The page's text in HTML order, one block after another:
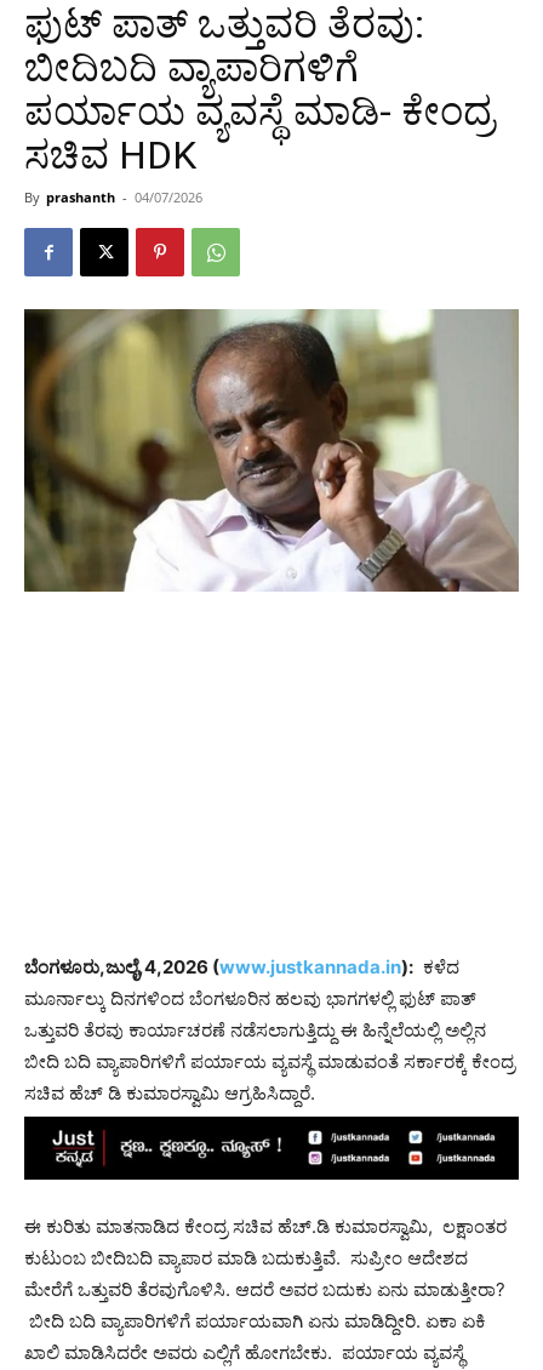
ಫುಟ್ ಪಾತ್ ಒತ್ತುವರಿ ತೆರವು:
ಬೀದಿಬದಿ ವ್ಯಾಪಾರಿಗಳಿಗೆ
ಪರ್ಯಾಯ ವ್ಯವಸ್ಥೆ ಮಾಡಿ- ಕೇಂದ್ರ
ಸಚಿವ HDK
By prashanth - 04/07/2026
ಬೆಂಗಳೂರು,ಜುಲೈ,4,2026 (www.justkannada.in): ಕಳೆದ
ಮೂರ್ನಾಲ್ಕು ದಿನಗಳಿಂದ ಬೆಂಗಳೂರಿನ ಹಲವು ಭಾಗಗಳಲ್ಲಿ ಫುಟ್ ಪಾತ್
ಒತ್ತುವರಿ ತೆರವು ಕಾರ್ಯಾಚರಣೆ ನಡೆಸಲಾಗುತ್ತಿದ್ದು ಈ ಹಿನ್ನೆಲೆಯಲ್ಲಿ ಅಲ್ಲಿನ
ಬೀದಿ ಬದಿ ವ್ಯಾಪಾರಿಗಳಿಗೆ ಪರ್ಯಾಯ ವ್ಯವಸ್ಥೆ ಮಾಡುವಂತೆ ಸರ್ಕಾರಕ್ಕೆ ಕೇಂದ್ರ
ಸಚಿವ ಹೆಚ್ ಡಿ ಕುಮಾರಸ್ವಾಮಿ ಆಗ್ರಹಿಸಿದ್ದಾರೆ.
ಈ ಕುರಿತು ಮಾತನಾಡಿದ ಕೇಂದ್ರ ಸಚಿವ ಹೆಚ್.ಡಿ ಕುಮಾರಸ್ವಾಮಿ, ಲಕ್ಷಾಂತರ
ಕುಟುಂಬ ಬೀದಿಬದಿ ವ್ಯಾಪಾರ ಮಾಡಿ ಬದುಕುತ್ತಿವೆ. ಸುಪ್ರೀಂ ಆದೇಶದ
ಮೇರೆಗೆ ಒತ್ತುವರಿ ತೆರವುಗೊಳಿಸಿ. ಆದರೆ ಅವರ ಬದುಕು ಏನು ಮಾಡುತ್ತೀರಾ?
ಬೀದಿ ಬದಿ ವ್ಯಾಪಾರಿಗಳಿಗೆ ಪರ್ಯಾಯವಾಗಿ ಏನು ಮಾಡಿದ್ದೀರಿ. ಏಕಾ ಏಕಿ
ಖಾಲಿ ಮಾಡಿಸಿದರೇ ಅವರು ಎಲ್ಲಿಗೆ ಹೋಗಬೇಕು. ಪರ್ಯಾಯ ವ್ಯವಸ್ಥೆ